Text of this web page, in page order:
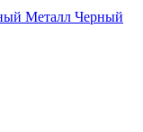
Металл Черный